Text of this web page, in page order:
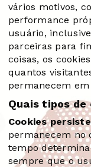
vários motivos,
performance
usuário,
parceiras para
coisas, os
quantos
permanecem em
Quais tipos
Cookies
permanecem no
tempo
sempre que o